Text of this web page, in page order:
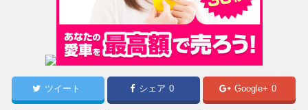
ツイート シェア 0 Google+ 0